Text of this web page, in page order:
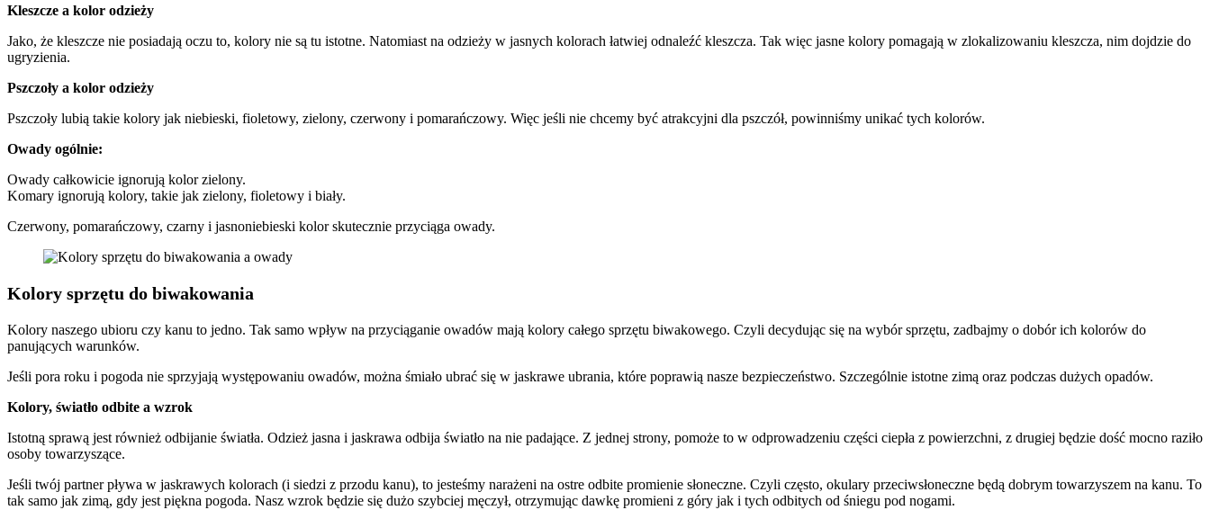
Kleszcze a kolor odzieży
Jako, że kleszcze nie posiadają oczu to, kolory nie są tu istotne. Natomiast na odzieży w jasnych kolorach łatwiej odnaleźć kleszcza. Tak więc jasne kolory pomagają w zlokalizowaniu kleszcza, nim dojdzie do
ugryzienia.
Pszczoły a kolor odzieży
Pszczoły lubią takie kolory jak niebieski, fioletowy, zielony, czerwony i pomarańczowy. Więc jeśli nie chcemy być atrakcyjni dla pszczół, powinniśmy unikać tych kolorów.
Owady ogólnie:
Owady całkowicie ignorują kolor zielony.
Komary ignorują kolory, takie jak zielony, fioletowy i biały.
Czerwony, pomarańczowy, czarny i jasnoniebieski kolor skutecznie przyciąga owady.
Kolory sprzętu do biwakowania
Kolory naszego ubioru czy kanu to jedno. Tak samo wpływ na przyciąganie owadów mają kolory całego sprzętu biwakowego. Czyli decydując się na wybór sprzętu, zadbajmy o dobór ich kolorów do
panujących warunków.
Jeśli pora roku i pogoda nie sprzyjają występowaniu owadów, można śmiało ubrać się w jaskrawe ubrania, które poprawią nasze bezpieczeństwo. Szczególnie istotne zimą oraz podczas dużych opadów.
Kolory, światło odbite a wzrok
Istotną sprawą jest również odbijanie światła. Odzież jasna i jaskrawa odbija światło na nie padające. Z jednej strony, pomoże to w odprowadzeniu części ciepła z powierzchni, z drugiej będzie dość mocno raziło
osoby towarzyszące.
Jeśli twój partner pływa w jaskrawych kolorach (i siedzi z przodu kanu), to jesteśmy narażeni na ostre odbite promienie słoneczne. Czyli często, okulary przeciwsłoneczne będą dobrym towarzyszem na kanu. To
tak samo jak zimą, gdy jest piękna pogoda. Nasz wzrok będzie się dużo szybciej męczył, otrzymując dawkę promieni z góry jak i tych odbitych od śniegu pod nogami.